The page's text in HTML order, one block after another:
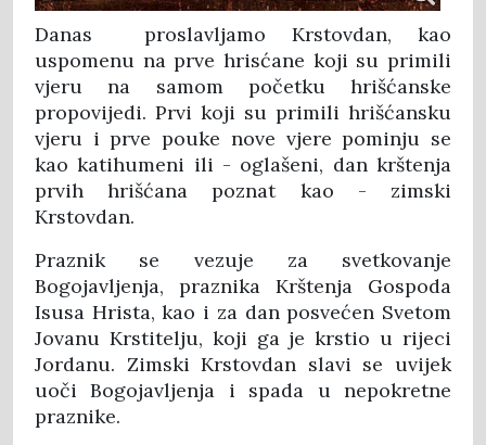
Danas proslavljamo Krstovdan, kao
uspomenu na prve hrisćane koji su primili
vjeru na samom početku hrišćanske
propovijedi. Prvi koji su primili hrišćansku
vjeru i prve pouke nove vjere pominju se
kao katihumeni ili - oglašeni, dan krštenja
prvih hrišćana poznat kao - zimski
Krstovdan.
Praznik se vezuje za svetkovanje
Bogojavljenja, praznika Krštenja Gospoda
Isusa Hrista, kao i za dan posvećen Svetom
Jovanu Krstitelju, koji ga je krstio u rijeci
Jordanu. Zimski Krstovdan slavi se uvijek
uoči Bogojavljenja i spada u nepokretne
praznike.